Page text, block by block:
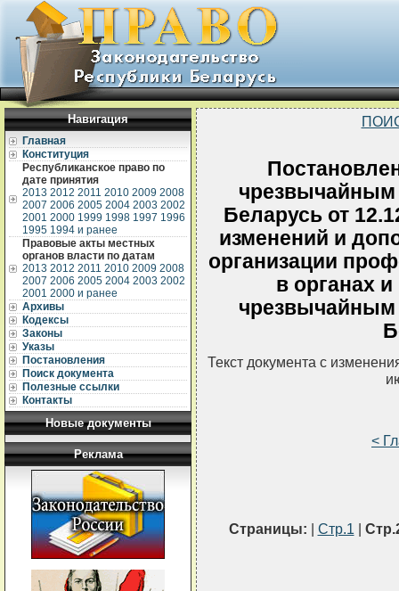
Навигация
Главная
Конституция
Республиканское право по
дате принятия
2013 2012 2011 2010 2009 2008
2007 2006 2005 2004 2003 2002
2001 2000 1999 1998 1997 1996
1995 1994 и ранее
Правовые акты местных
органов власти по датам
2013 2012 2011 2010 2009 2008
2007 2006 2005 2004 2003 2002
2001 2000 и ранее
Архивы
Кодексы
Законы
Указы
Постановления
Поиск документа
Полезные ссылки
Контакты
Новые документы
Реклама
чрезвычайным
Беларусь от
изменений и
организации
в органах
чрезвычайным
Текст документа с
<
Страницы: Стр.1